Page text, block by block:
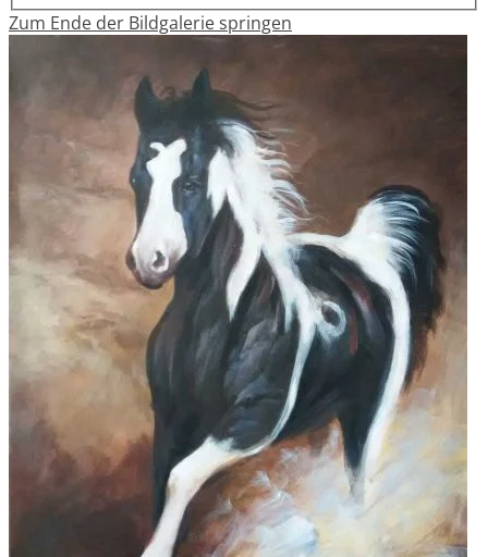
Zum Ende der Bildgalerie springen